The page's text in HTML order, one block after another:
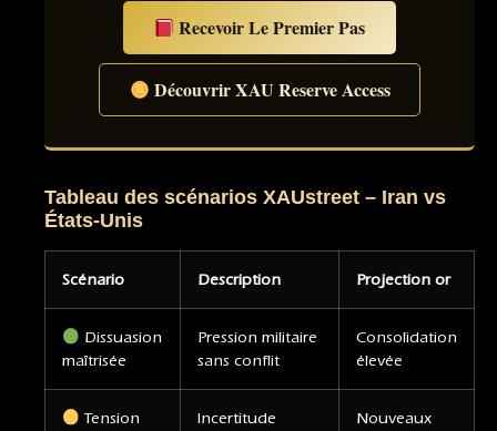
Recevoir Le Premier Pas
Découvrir XAU Reserve Access
Tableau des scénarios XAUstreet – Iran vs
États-Unis
Scénario Description Projection or
Dissuasion
maîtrisée
Pression militaire
sans conflit
Consolidation
élevée
Tension
Incertitude
Nouveaux